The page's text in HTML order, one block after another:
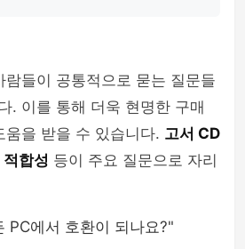
람들이 공통적으로 묻는 질문들
. 이를 통해 더욱 현명한 구매
움을 받을 수 있습니다. 고서 CD
합성 등이 주요 질문으로 자리
PC에서 호환이 되나요?"